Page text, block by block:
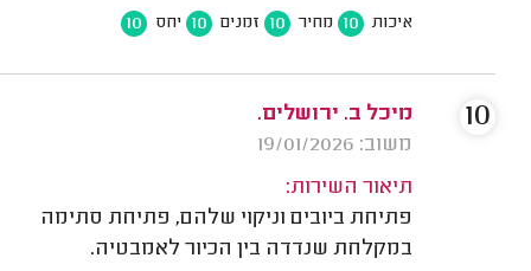
איכות 10 מחיר 10 זמנים 10 יחס 10
מיכל ב. ירושלים.
משוב: 19/01/2026
תיאור השירות:
פתיחת ביובים וניקוי שלהם, פתיחת סתימה
במקלחת שנדדה בין הכיור לאמבטיה.
10